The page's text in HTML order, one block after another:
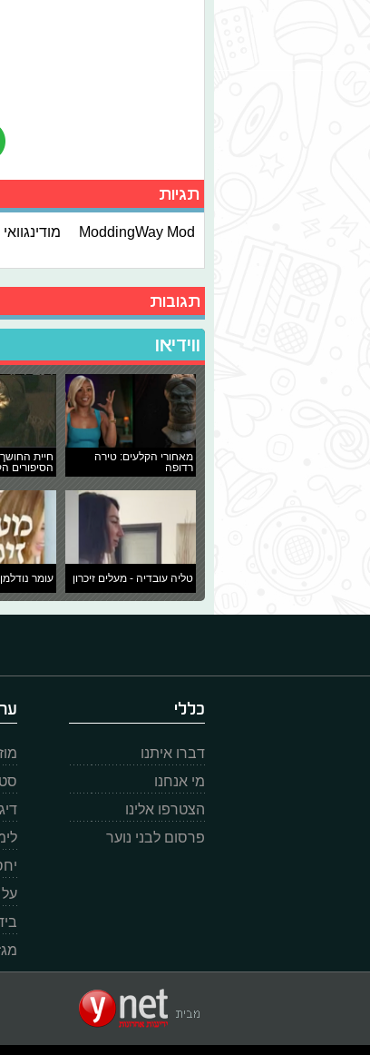
תגיות
ModdingWay Mod
תגובות
ווידיאו
מאחורי הקלעים: טירה
רדופה
חיית
הסיפורים
טליה עובדיה - מעלים זיכרון עומר
כללי
דברו איתנו
מי אנחנו
הצטרפו אלינו
פרסום לבני נוער